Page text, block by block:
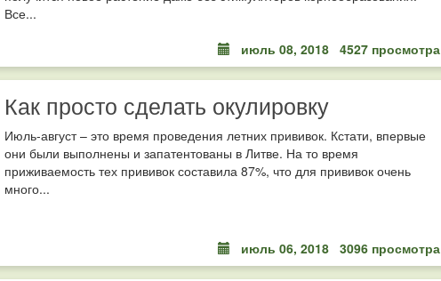
Все...
июль 08, 2018 4527 просмотра
Как просто сделать окулировку
Июль-август – это время проведения летних прививок. Кстати, впервые
они были выполнены и запатентованы в Литве. На то время
приживаемость тех прививок составила 87%, что для прививок очень
много...
июль 06, 2018 3096 просмотра